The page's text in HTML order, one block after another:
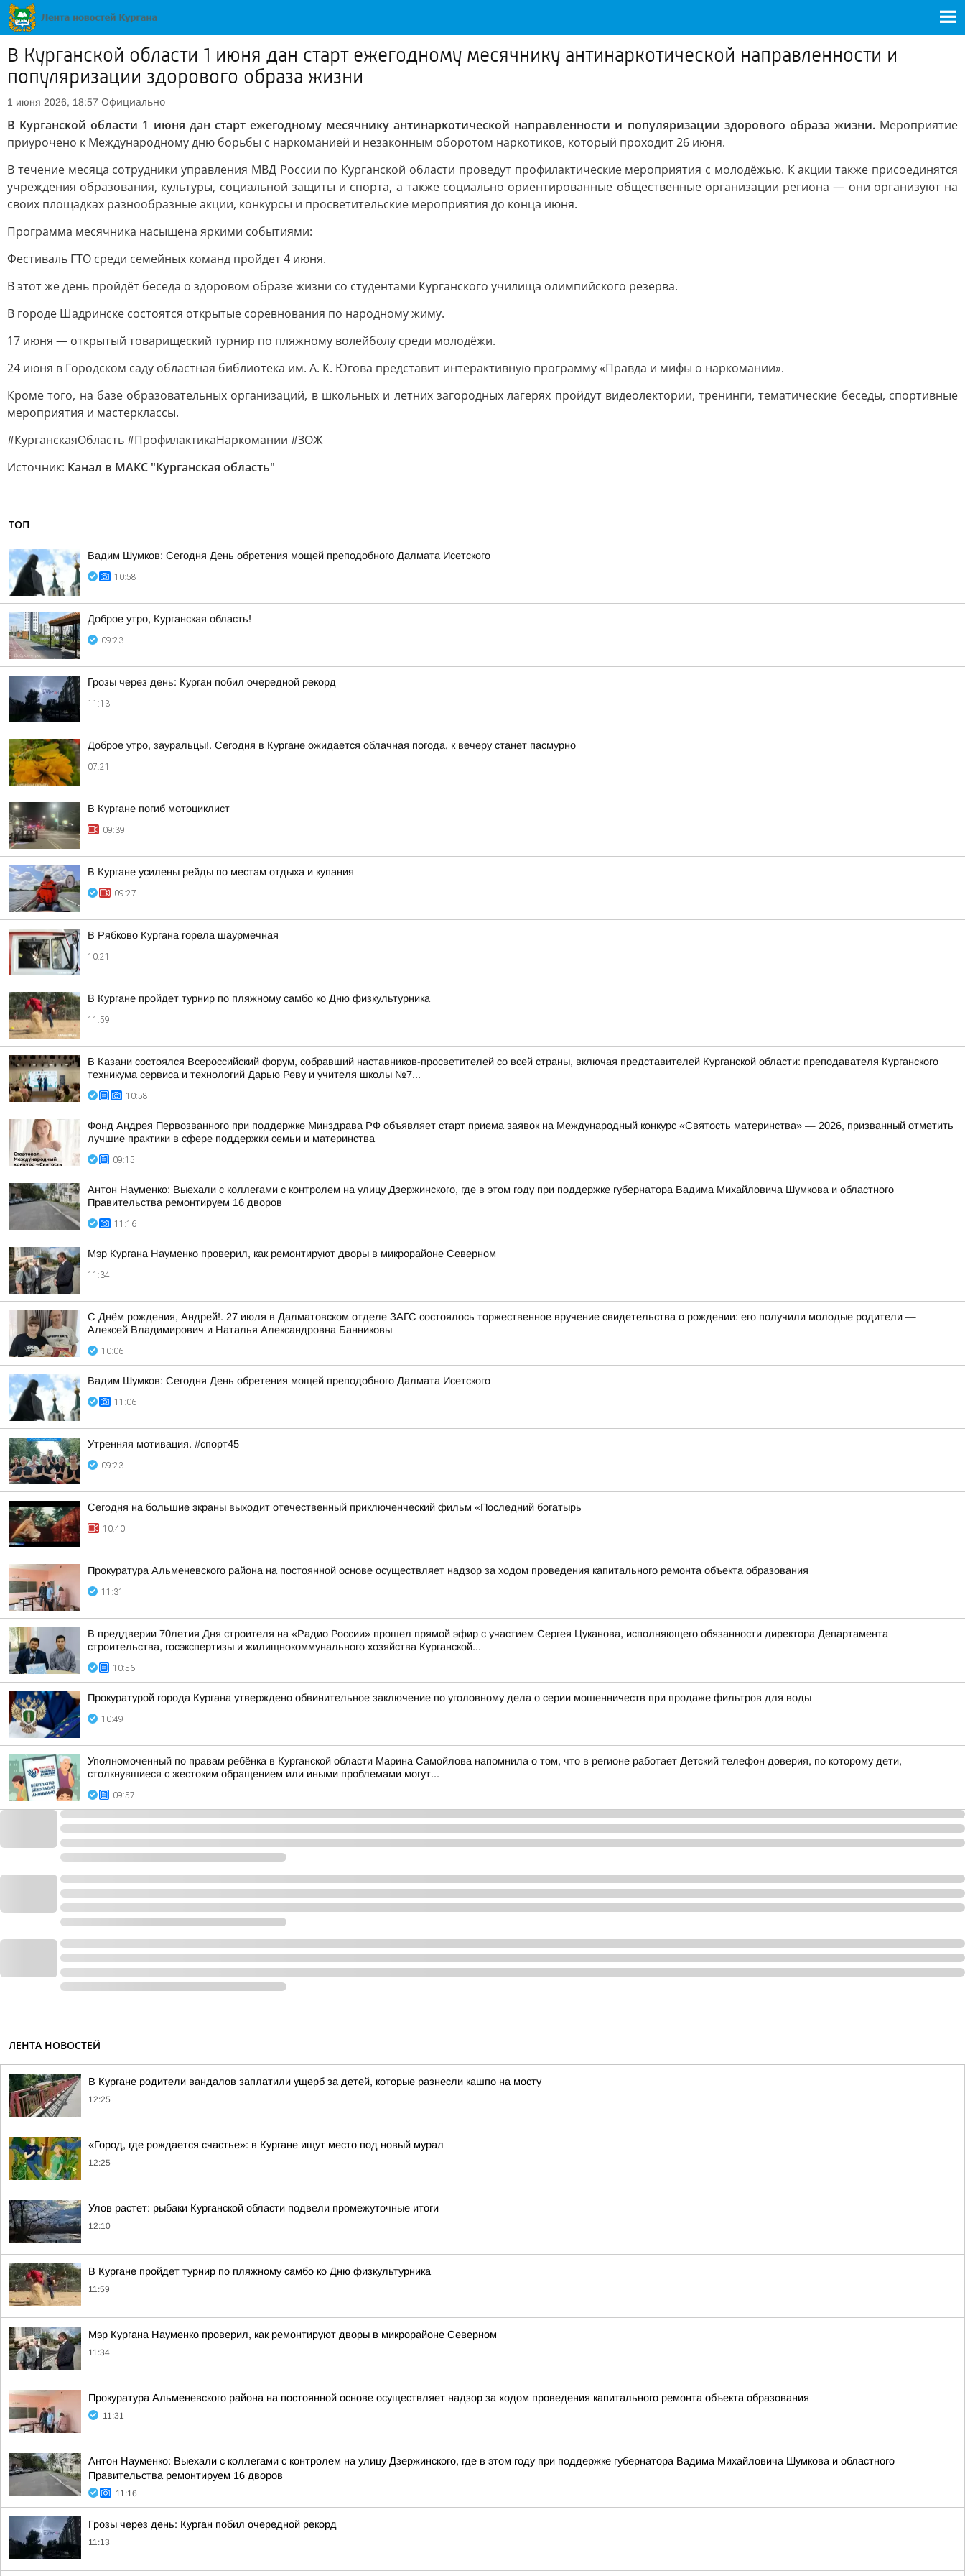
В Курганской области 1 июня дан старт ежегодному месячнику антинаркотической направленности и
популяризации здорового образа жизни
1 июня 2026, 18:57 Официально
В Курганской области 1 июня дан старт ежегодному месячнику антинаркотической направленности и популяризации здорового образа жизни. Мероприятие
приурочено к Международному дню борьбы с наркоманией и незаконным оборотом наркотиков, который проходит 26 июня.
В течение месяца сотрудники управления МВД России по Курганской области проведут профилактические мероприятия с молодёжью. К акции также присоединятся
учреждения образования, культуры, социальной защиты и спорта, а также социально ориентированные общественные организации региона — они организуют на
своих площадках разнообразные акции, конкурсы и просветительские мероприятия до конца июня.
Программа месячника насыщена яркими событиями:
Фестиваль ГТО среди семейных команд пройдет 4 июня.
В этот же день пройдёт беседа о здоровом образе жизни со студентами Курганского училища олимпийского резерва.
В городе Шадринске состоятся открытые соревнования по народному жиму.
17 июня — открытый товарищеский турнир по пляжному волейболу среди молодёжи.
24 июня в Городском саду областная библиотека им. А. К. Югова представит интерактивную программу «Правда и мифы о наркомании».
Кроме того, на базе образовательных организаций, в школьных и летних загородных лагерях пройдут видеолектории, тренинги, тематические беседы, спортивные
мероприятия и мастерклассы.
#КурганскаяОбласть #ПрофилактикаНаркомании #ЗОЖ
Источник: Канал в МАКС "Курганская область"
ТОП
Вадим Шумков: Сегодня День обретения мощей преподобного Далмата Исетского
10:58
Доброе утро, Курганская область!
09:23
Грозы через день: Курган побил очередной рекорд
11:13
Доброе утро, зауральцы!. Сегодня в Кургане ожидается облачная погода, к вечеру станет пасмурно
07:21
В Кургане погиб мотоциклист
09:39
В Кургане усилены рейды по местам отдыха и купания
09:27
В Рябково Кургана горела шаурмечная
10:21
В Кургане пройдет турнир по пляжному самбо ко Дню физкультурника
11:59
В Казани состоялся Всероссийский форум, собравший наставников-просветителей со всей страны, включая представителей Курганской области: преподавателя Курганского
техникума сервиса и технологий Дарью Реву и учителя школы №7...
10:58
Фонд Андрея Первозванного при поддержке Минздрава РФ объявляет старт приема заявок на Международный конкурс «Святость материнства» — 2026, призванный отметить
лучшие практики в сфере поддержки семьи и материнства
09:15
Антон Науменко: Выехали с коллегами с контролем на улицу Дзержинского, где в этом году при поддержке губернатора Вадима Михайловича Шумкова и областного
Правительства ремонтируем 16 дворов
11:16
Мэр Кургана Науменко проверил, как ремонтируют дворы в микрорайоне Северном
11:34
С Днём рождения, Андрей!. 27 июля в Далматовском отделе ЗАГС состоялось торжественное вручение свидетельства о рождении: его получили молодые родители —
Алексей Владимирович и Наталья Александровна Банниковы
10:06
Вадим Шумков: Сегодня День обретения мощей преподобного Далмата Исетского
11:06
Утренняя мотивация. #спорт45
09:23
Сегодня на большие экраны выходит отечественный приключенческий фильм «Последний богатырь
10:40
Прокуратура Альменевского района на постоянной основе осуществляет надзор за ходом проведения капитального ремонта объекта образования
11:31
В преддверии 70летия Дня строителя на «Радио России» прошел прямой эфир с участием Сергея Цуканова, исполняющего обязанности директора Департамента
строительства, госэкспертизы и жилищнокоммунального хозяйства Курганской...
10:56
Прокуратурой города Кургана утверждено обвинительное заключение по уголовному дела о серии мошенничеств при продаже фильтров для воды
10:49
Уполномоченный по правам ребёнка в Курганской области Марина Самойлова напомнила о том, что в регионе работает Детский телефон доверия, по которому дети,
столкнувшиеся с жестоким обращением или иными проблемами могут...
09:57
ЛЕНТА НОВОСТЕЙ
В Кургане родители вандалов заплатили ущерб за детей, которые разнесли кашпо на мосту
12:25
«Город, где рождается счастье»: в Кургане ищут место под новый мурал
12:25
Улов растет: рыбаки Курганской области подвели промежуточные итоги
12:10
В Кургане пройдет турнир по пляжному самбо ко Дню физкультурника
11:59
Мэр Кургана Науменко проверил, как ремонтируют дворы в микрорайоне Северном
11:34
Прокуратура Альменевского района на постоянной основе осуществляет надзор за ходом проведения капитального ремонта объекта образования
11:31
Антон Науменко: Выехали с коллегами с контролем на улицу Дзержинского, где в этом году при поддержке губернатора Вадима Михайловича Шумкова и областного
Правительства ремонтируем 16 дворов
11:16
Грозы через день: Курган побил очередной рекорд
11:13